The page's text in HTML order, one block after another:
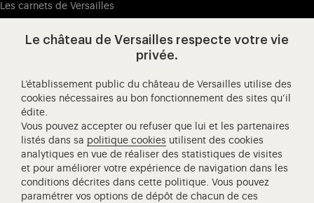
Les carnets de Versailles
Ressources pédagogiques
Visitez notre Facebook (ouverture dans un nouvel
Visitez notre X (ouverture dans un nouvel
Visitez notre Instagram (ouverture
Visitez notre YouTube
Visitez notre
L'Opéra royal de Versailles
Centre de recherche du château de Versailles
Centre de Musique Baroque de Versailles
Réseau des Résidences Royales Européenne
Le château de Versailles respecte votre vie
privée.
L’établissement public du château de Versailles utilise des
cookies nécessaires au bon fonctionnement des sites qu’il
édite.
Vous pouvez accepter ou refuser que lui et les partenaires
listés dans sa politique cookies utilisent des cookies
analytiques en vue de réaliser des statistiques de visites
et pour améliorer votre expérience de navigation dans les
conditions décrites dans cette politique. Vous pouvez
paramétrer vos options de dépôt de chacun de ces